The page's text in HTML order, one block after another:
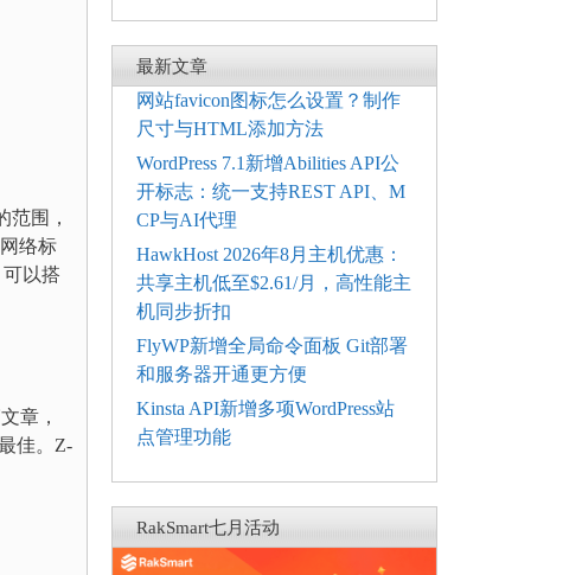
范围，
络标
以搭
章，
佳。Z-
最新文章
网站favicon图标怎么设置？制作
尺寸与HTML添加方法
WordPress 7.1新增Abilities API公
开标志：统一支持REST API、M
CP与AI代理
HawkHost 2026年8月主机优惠：
共享主机低至$2.61/月，高性能主
机同步折扣
FlyWP新增全局命令面板 Git部署
和服务器开通更方便
Kinsta API新增多项WordPress站
点管理功能
RakSmart七月活动